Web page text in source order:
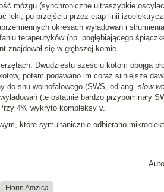
mózgu (synchroniczne ultraszybkie
leki, po przejściu przez etap linii
okresach wyładowań i
terapeutyków (np. pogłębiającego
się w głębszej komie.
Dwudziestu sześciu kotom obojga
potem podawano im coraz silniejsze
do snu wolnofalowego (SWS, od ang. slow
(te ostatnie bardzo przypominały
4% wykryto kompleksy v.
które symultanicznie odbierano
Florin Amzica